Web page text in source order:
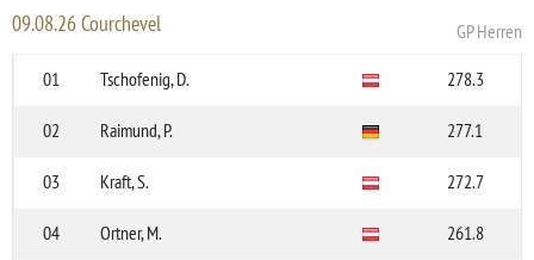
09.08.26 Courchevel
GP Herren
01
Tschofenig, D. 278.3
02 Raimund, P. 277.1
03 Kraft, S. 272.7
04 Ortner, M. 261.8